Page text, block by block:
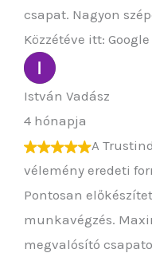
csapat. Nagyon
Közzétéve itt: Google
István Vadász
4 hónapja
A
vélemény eredeti
Pontosan
munkavégzés.
megvalósító